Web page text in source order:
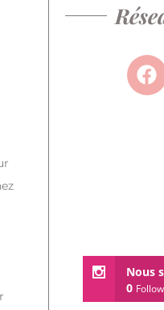
Nous
0